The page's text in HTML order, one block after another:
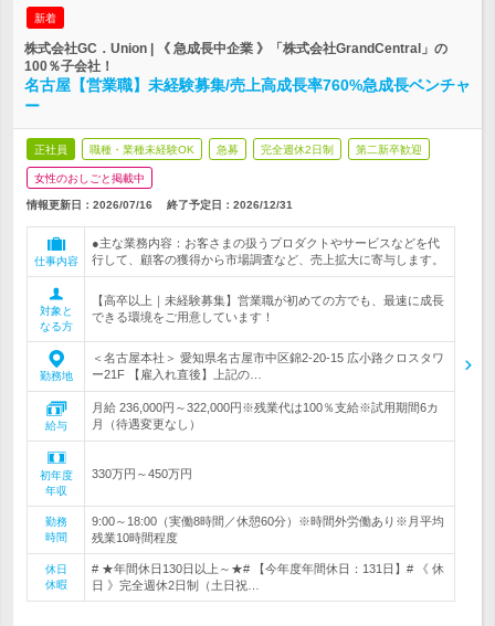
新着
株式会社GC．Union | 《 急成長中企業 》「株式会社GrandCentral」の
100％子会社！
名古屋【営業職】未経験募集/売上高成長率760%急成長ベンチャ
ー
正社員 職種・業種未経験OK 急募 完全週休2日制 第二新卒歓迎
女性のおしごと掲載中
情報更新日：2026/07/16 終了予定日： 2026/12/31
仕事内容
●主な業務内容：お客さまの扱うプロダクトやサービスなどを代
行して、顧客の獲得から市場調査など、売上拡大に寄与します。
対象と
なる方
【高卒以上｜未経験募集】営業職が初めての方でも、最速に成長
できる環境をご用意しています！
勤務地
＜名古屋本社＞ 愛知県名古屋市中区錦2-20-15 広小路クロスタワ
ー21F 【雇入れ直後】上記の…
給与
月給 236,000円～322,000円※残業代は100％支給※試用期間6カ
月（待遇変更なし）
初年度
年収
330万円～450万円
勤務
時間
9:00～18:00（実働8時間／休憩60分）※時間外労働あり※月平均
残業10時間程度
休日
休暇
# ★年間休日130日以上～★# 【今年度年間休日：131日】# 《 休
日 》完全週休2日制（土日祝…